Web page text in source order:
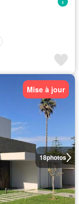
18photos
Mise à jour